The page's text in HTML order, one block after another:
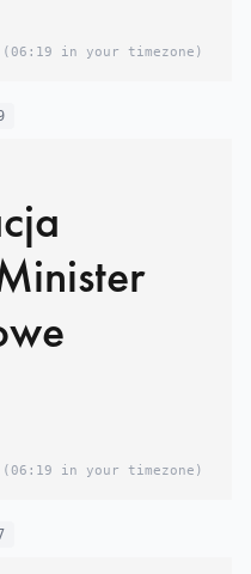
(06:19 in your timezone)
(06:19 in your timezone)